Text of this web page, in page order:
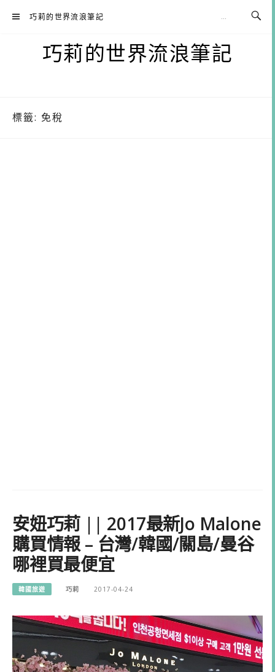
巧莉的世界流浪筆記
巧莉的世界流浪筆記
標籤: 免稅
安妞巧莉 || 2017最新Jo Malone
購買情報 – 台灣/韓國/關島/曼谷
哪裡買最便宜
韓國旅遊 巧莉 2017-04-24